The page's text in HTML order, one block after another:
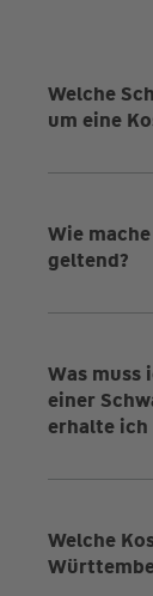
Welche
um eine
Wie
geltend?
Was muss
einer
erhalte ich
Welche